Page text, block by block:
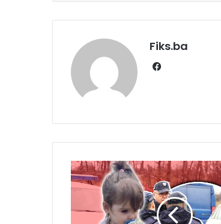
Fiks.ba
"TEŠKO
NAM